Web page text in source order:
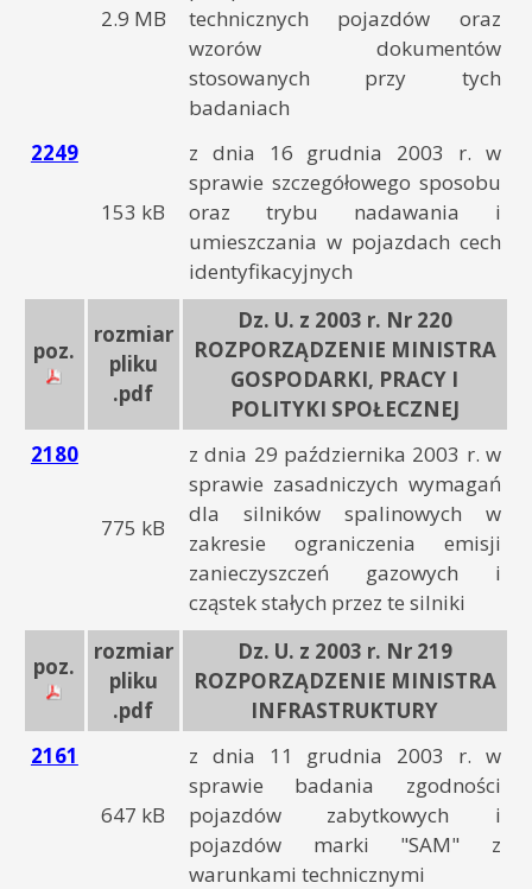
2.9 MB
technicznych pojazdów oraz
wzorów dokumentów
stosowanych przy tych
badaniach
2249
153 kB
z dnia 16 grudnia 2003 r. w
sprawie szczegółowego sposobu
oraz trybu nadawania i
umieszczania w pojazdach cech
identyfikacyjnych
poz.
rozmiar
pliku
.pdf
Dz. U. z 2003 r. Nr 220
ROZPORZĄDZENIE MINISTRA
GOSPODARKI, PRACY I
POLITYKI SPOŁECZNEJ
2180
775 kB
z dnia 29 października 2003 r. w
sprawie zasadniczych wymagań
dla silników spalinowych w
zakresie ograniczenia emisji
zanieczyszczeń gazowych i
cząstek stałych przez te silniki
poz.
rozmiar
pliku
.pdf
Dz. U. z 2003 r. Nr 219
ROZPORZĄDZENIE MINISTRA
INFRASTRUKTURY
2161
647 kB
z dnia 11 grudnia 2003 r. w
sprawie badania zgodności
pojazdów zabytkowych i
pojazdów marki "SAM" z
warunkami technicznymi